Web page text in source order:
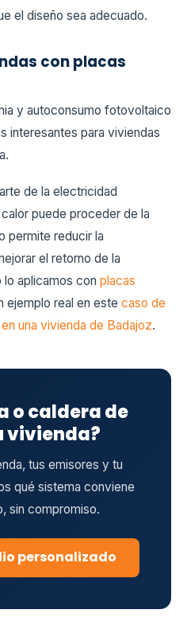
el diseño sea adecuado.
con placas
y autoconsumo fotovoltaico
interesantes para viviendas
de la electricidad
puede proceder de la
permite reducir la
el retorno de la
aplicamos con placas
ejemplo real en este caso de
una vivienda de Badajoz.
o caldera de
vivienda?
tus emisores y tu
qué sistema conviene
sin compromiso.
personalizado